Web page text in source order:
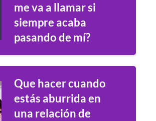
me va a llamar si
siempre acaba
pasando de mí?
Que hacer cuando
estás aburrida en
una relación de